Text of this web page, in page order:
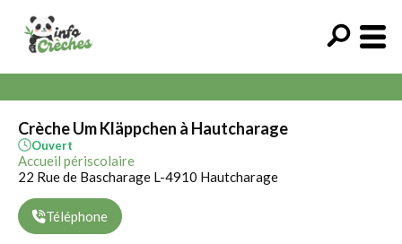
Crèche Um Kläppchen à Hautcharage
Ouvert
Accueil périscolaire
22 Rue de Bascharage L-4910 Hautcharage
Téléphone